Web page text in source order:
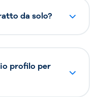
da solo?
profilo per